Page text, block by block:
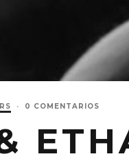
· 0 COMENTARIOS